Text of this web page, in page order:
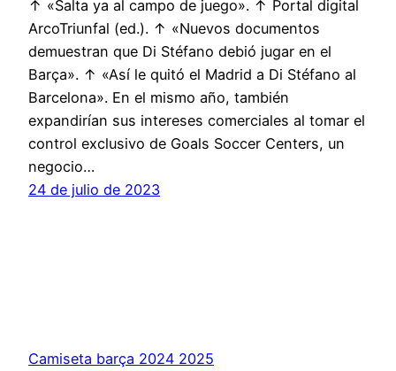
↑ «Salta ya al campo de juego». ↑ Portal digital
ArcoTriunfal (ed.). ↑ «Nuevos documentos
demuestran que Di Stéfano debió jugar en el
Barça». ↑ «Así le quitó el Madrid a Di Stéfano al
Barcelona». En el mismo año, también
expandirían sus intereses comerciales al tomar el
control exclusivo de Goals Soccer Centers, un
negocio…
24 de julio de 2023
Camiseta barça 2024 2025